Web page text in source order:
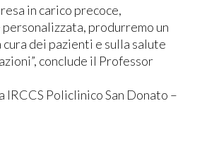
in carico precoce,
produrremo un
dei pazienti e sulla salute
conclude il Professor
IRCCS Policlinico San Donato –